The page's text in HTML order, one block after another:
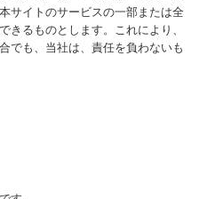
サイトのサービスの一部または全
きるものとします。これにより、
でも、当社は、責任を負わないも